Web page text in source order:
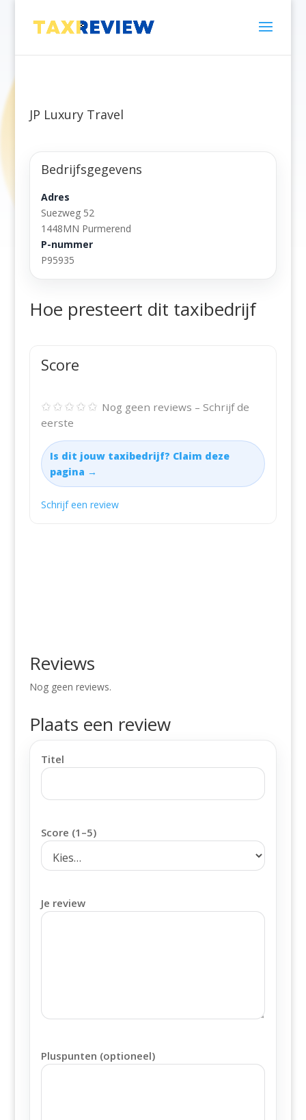
JP Luxury Travel
Bedrijfsgegevens
Adres
Suezweg 52
1448MN Purmerend
P-nummer
P95935
Hoe presteert dit taxibedrijf
Score
✩✩✩✩✩ Nog geen reviews – Schrijf de
eerste
Is dit jouw taxibedrijf? Claim deze
pagina →
Schrijf een review
Reviews
Nog geen reviews.
Plaats een review
Titel
Score (1–5)
Je review
Pluspunten (optioneel)